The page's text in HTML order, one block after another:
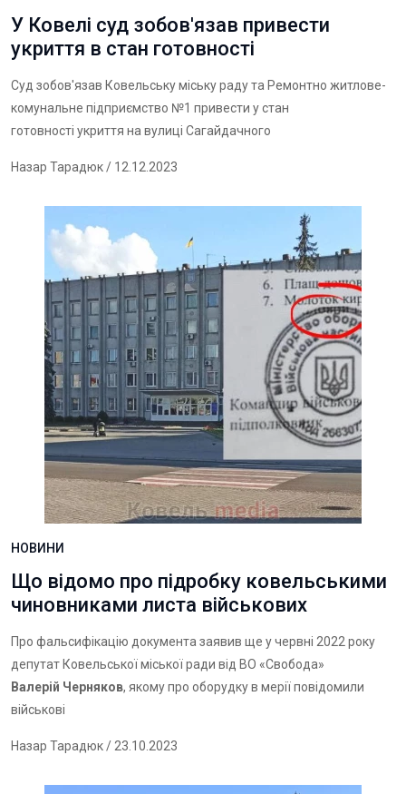
У Ковелі суд зобов'язав привести
укриття в стан готовності
Суд зобов'язав Ковельську міську раду та Ремонтно житлове-
комунальне підприємство №1 привести у стан
готовності укриття на вулиці Сагайдачного
Назар Тарадюк/ 12.12.2023
НОВИНИ
Що відомо про підробку ковельськими
чиновниками листа військових
Про фальсифікацію документа заявив ще у червні 2022 року
депутат Ковельської міської ради від ВО «Свобода»
Валерій Черняков, якому про оборудку в мерії повідомили
військові
Назар Тарадюк/ 23.10.2023